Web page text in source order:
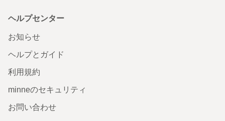
ヘルプセンター
お知らせ
ヘルプとガイド
利用規約
minneのセキュリティ
お問い合わせ